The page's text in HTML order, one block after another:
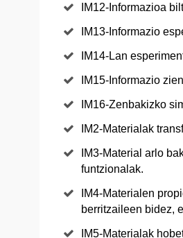
IM12-Informazioa
IM13-Informazio
IM14-Lan
IM15-Informazio
IM16-Zenbakizko
IM2-Materialak
IM3-Material arlo
funtzionalak.
IM4-Materialen
berritzaileen bidez,
IM5-Materialak